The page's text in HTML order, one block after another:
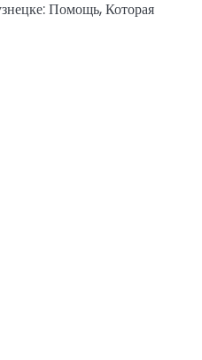
Помощь, Которая